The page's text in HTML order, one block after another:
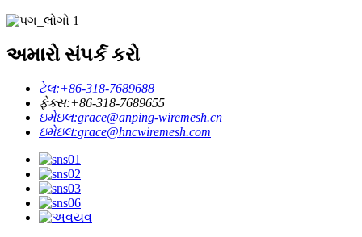
અમારો સંપર્ક કરો
ટેલ:+86-318-7689688
ફેક્સ:+86-318-7689655
ઇમેઇલ:grace@anping-wiremesh.cn
ઇમેઇલ:grace@hncwiremesh.com